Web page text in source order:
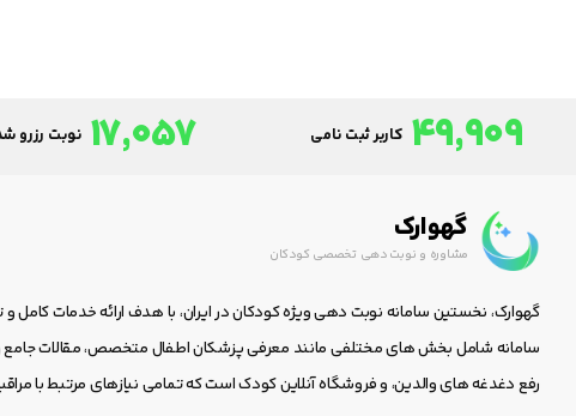
49,909 کاربر ثبت نامی 17,057 نوبت رزرو
گهوارک
مشاوره و نوبت دهی تخصصی کودکان
گهوارک، نخستین سامانه نوبت دهی ویژه کودکان در ایران، با هدف ارائه خدمات
سامانه شامل بخش های مختلفی مانند معرفی پزشکان اطفال متخصص، مقالات
رفع دغدغه های والدین، و فروشگاه آنلاین کودک است که تمامی نیازهای مرتبط با